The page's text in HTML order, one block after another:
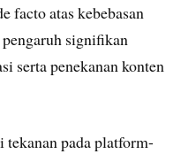
facto atas kebebasan
signifikan
serta penekanan konten
pada platform-